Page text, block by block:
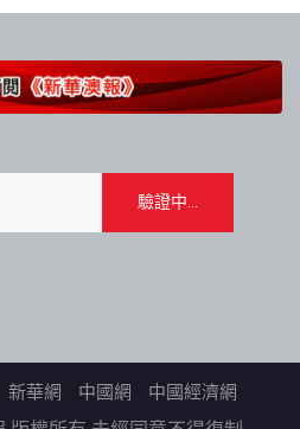
新華網 中國網 中國經濟網